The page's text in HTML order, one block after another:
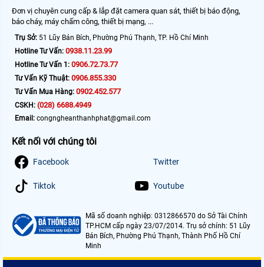
Đơn vị chuyên cung cấp & lắp đặt camera quan sát, thiết bị báo động,
báo cháy, máy chấm công, thiết bị mạng, ...
Trụ Sở: 51 Lũy Bán Bích, Phường Phú Thạnh, TP. Hồ Chí Minh
Hotline Tư Vấn: 0938.11.23.99
Hotline Tư Vấn 1: 0906.72.73.77
Tư Vấn Kỹ Thuật: 0906.855.330
Tư Vấn Mua Hàng: 0902.452.577
CSKH: (028) 6688.4949
Email: congngheanthanhphat@gmail.com
Kết nối với chúng tôi
Facebook Twitter
Tiktok Youtube
Mã số doanh nghiệp: 0312866570 do Sở Tài Chính
TP.HCM cấp ngày 23/07/2014. Trụ sở chính: 51 Lũy
Bán Bích, Phường Phú Thạnh, Thành Phố Hồ Chí
Minh